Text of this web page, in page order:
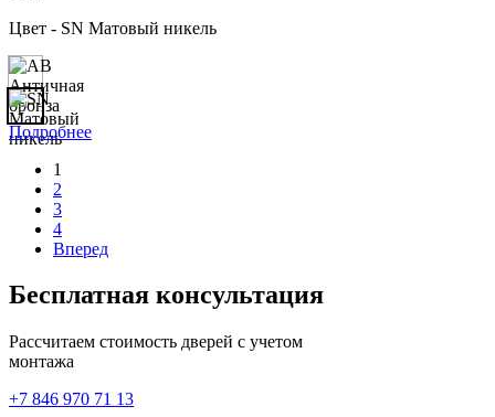
Цвет - SN Матовый никель
Подробнее
1
2
3
4
Вперед
Бесплатная консультация
Рассчитаем стоимость дверей с учетом
монтажа
+7 846 970 71 13